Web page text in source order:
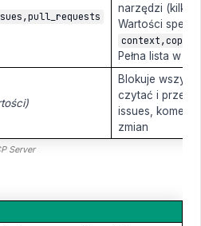
Server
narzędzi
Wartości
Pełna lista w
Blokuje
czytać i
issues,
zmian